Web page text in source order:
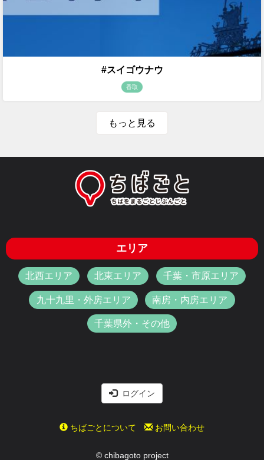
#スイゴウナウ
香取
もっと見る
エリア
北西エリア 北東エリア 千葉・市原エリア
九十九里・外房エリア 南房・内房エリア
千葉県外・その他
ログイン
ちばごとについて お問い合わせ
© chibagoto project